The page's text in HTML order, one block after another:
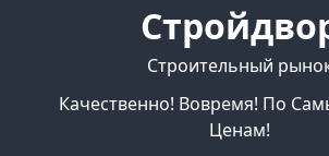
Строительный
Качественно! Вовремя! По
Ценам!